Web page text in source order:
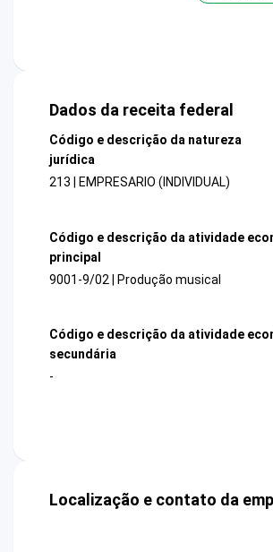
Dados da receita federal
Código e descrição da natureza
jurídica
213 | EMPRESARIO (INDIVIDUAL)
Código e descrição da atividade
principal
9001-9/02 | Produção musical
Código e descrição da atividade
secundária
-
Localização e contato da